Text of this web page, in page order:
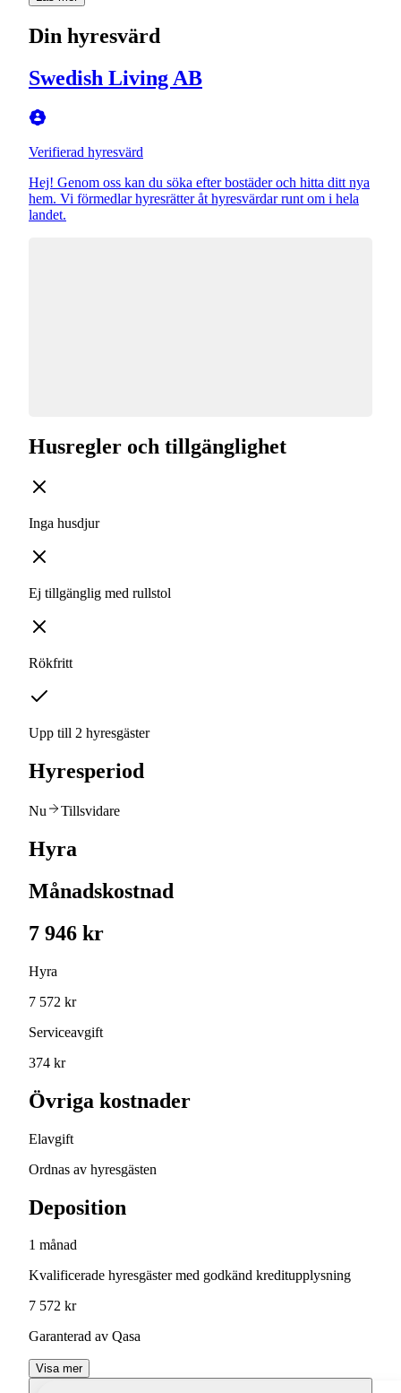
Din hyresvärd
Swedish Living AB
Verifierad hyresvärd
Hej! Genom oss kan du söka efter bostäder och hitta ditt nya
hem. Vi förmedlar hyresrätter åt hyresvärdar runt om i hela
landet.
Husregler och tillgänglighet
Inga husdjur
Ej tillgänglig med rullstol
Rökfritt
Upp till 2 hyresgäster
Hyresperiod
Nu Tillsvidare
Hyra
Månadskostnad
7 946 kr
Hyra
7 572 kr
Serviceavgift
374 kr
Övriga kostnader
Elavgift
Ordnas av hyresgästen
Deposition
1 månad
Kvalificerade hyresgäster med godkänd kreditupplysning
7 572 kr
Garanterad av Qasa
Visa mer